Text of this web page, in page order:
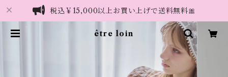
税込￥15,000以上お買い上げで送料無料🎀
être loin